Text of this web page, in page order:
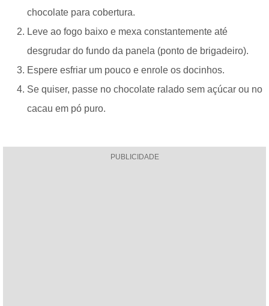
chocolate para cobertura.
Leve ao fogo baixo e mexa constantemente até
desgrudar do fundo da panela (ponto de brigadeiro).
Espere esfriar um pouco e enrole os docinhos.
Se quiser, passe no chocolate ralado sem açúcar ou no
cacau em pó puro.
PUBLICIDADE